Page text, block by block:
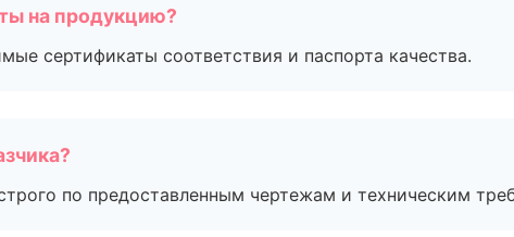
на продукцию?
сертификаты соответствия и паспорта качества.
по предоставленным чертежам и техническим